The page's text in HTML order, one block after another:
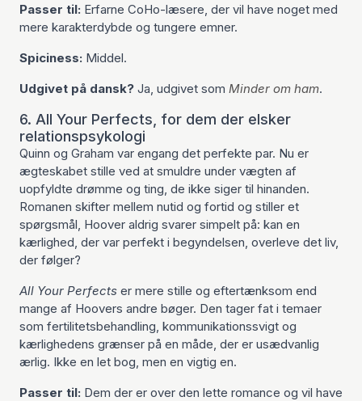
Passer til: Erfarne CoHo-læsere, der vil have noget med
mere karakterdybde og tungere emner.
Spiciness: Middel.
Udgivet på dansk? Ja, udgivet som Minder om ham.
6. All Your Perfects, for dem der elsker
relationspsykologi
Quinn og Graham var engang det perfekte par. Nu er
ægteskabet stille ved at smuldre under vægten af
uopfyldte drømme og ting, de ikke siger til hinanden.
Romanen skifter mellem nutid og fortid og stiller et
spørgsmål, Hoover aldrig svarer simpelt på: kan en
kærlighed, der var perfekt i begyndelsen, overleve det liv,
der følger?
All Your Perfects er mere stille og eftertænksom end
mange af Hoovers andre bøger. Den tager fat i temaer
som fertilitetsbehandling, kommunikationssvigt og
kærlighedens grænser på en måde, der er usædvanlig
ærlig. Ikke en let bog, men en vigtig en.
Passer til: Dem der er over den lette romance og vil have